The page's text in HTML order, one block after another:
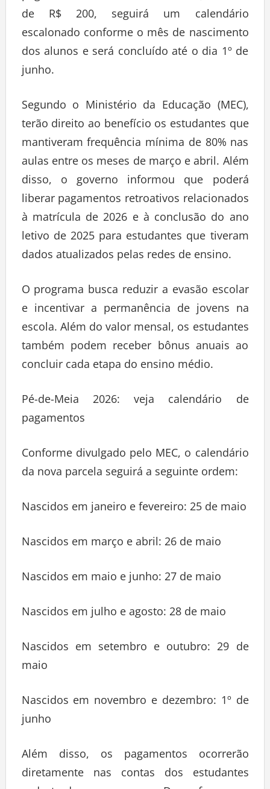
de R$ 200, seguirá um calendário
escalonado conforme o mês de nascimento
dos alunos e será concluído até o dia 1º de
junho.
Segundo o Ministério da Educação (MEC),
terão direito ao benefício os estudantes que
mantiveram frequência mínima de 80% nas
aulas entre os meses de março e abril. Além
disso, o governo informou que poderá
liberar pagamentos retroativos relacionados
à matrícula de 2026 e à conclusão do ano
letivo de 2025 para estudantes que tiveram
dados atualizados pelas redes de ensino.
O programa busca reduzir a evasão escolar
e incentivar a permanência de jovens na
escola. Além do valor mensal, os estudantes
também podem receber bônus anuais ao
concluir cada etapa do ensino médio.
Pé-de-Meia 2026: veja calendário de
pagamentos
Conforme divulgado pelo MEC, o calendário
da nova parcela seguirá a seguinte ordem:
Nascidos em janeiro e fevereiro: 25 de maio
Nascidos em março e abril: 26 de maio
Nascidos em maio e junho: 27 de maio
Nascidos em julho e agosto: 28 de maio
Nascidos em setembro e outubro: 29 de
maio
Nascidos em novembro e dezembro: 1º de
junho
Além disso, os pagamentos ocorrerão
diretamente nas contas dos estudantes